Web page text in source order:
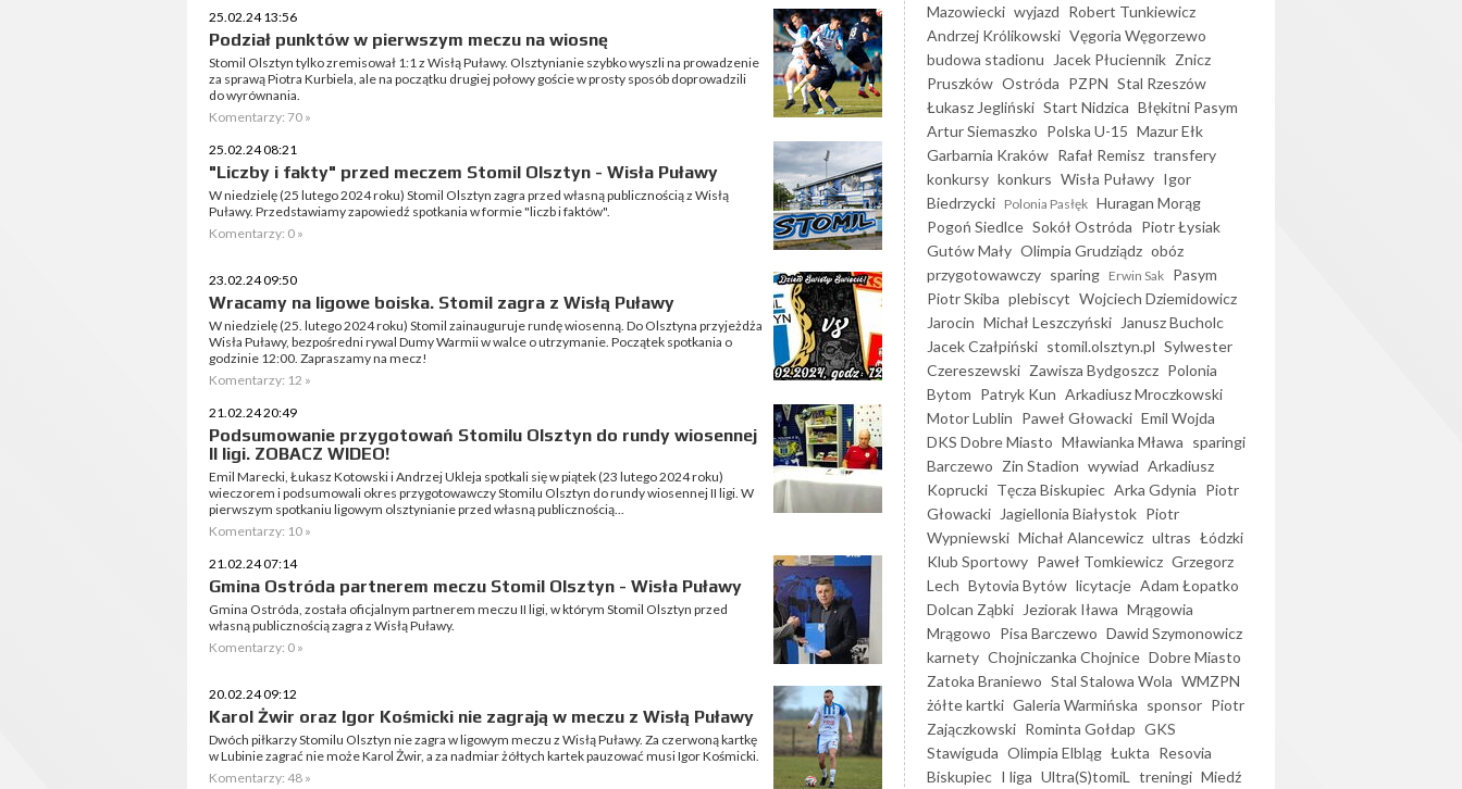
25.02.24 13:56
Podział punktów w pierwszym meczu na wiosnę
Stomil Olsztyn tylko zremisował 1:1 z Wisłą Puławy. Olsztynianie szybko wyszli na prowadzenie
za sprawą Piotra Kurbiela, ale na początku drugiej połowy goście w prosty sposób doprowadzili
do wyrównania.
Komentarzy: 70 »
25.02.24 08:21
"Liczby i fakty" przed meczem Stomil Olsztyn - Wisła Puławy
W niedzielę (25 lutego 2024 roku) Stomil Olsztyn zagra przed własną publicznością z Wisłą
Puławy. Przedstawiamy zapowiedź spotkania w formie "liczb i faktów".
Komentarzy: 0 »
23.02.24 09:50
Wracamy na ligowe boiska. Stomil zagra z Wisłą Puławy
W niedzielę (25. lutego 2024 roku) Stomil zainauguruje rundę wiosenną. Do Olsztyna przyjeżdża
Wisła Puławy, bezpośredni rywal Dumy Warmii w walce o utrzymanie. Początek spotkania o
godzinie 12:00. Zapraszamy na mecz!
Komentarzy: 12 »
21.02.24 20:49
Podsumowanie przygotowań Stomilu Olsztyn do rundy wiosennej
II ligi. ZOBACZ WIDEO!
Emil Marecki, Łukasz Kotowski i Andrzej Ukleja spotkali się w piątek (23 lutego 2024 roku)
wieczorem i podsumowali okres przygotowawczy Stomilu Olsztyn do rundy wiosennej II ligi. W
pierwszym spotkaniu ligowym olsztynianie przed własną publicznością...
Komentarzy: 10 »
21.02.24 07:14
Gmina Ostróda partnerem meczu Stomil Olsztyn - Wisła Puławy
Gmina Ostróda, została oficjalnym partnerem meczu II ligi, w którym Stomil Olsztyn przed
własną publicznością zagra z Wisłą Puławy.
Komentarzy: 0 »
20.02.24 09:12
Karol Żwir oraz Igor Kośmicki nie zagrają w meczu z Wisłą Puławy
Dwóch piłkarzy Stomilu Olsztyn nie zagra w ligowym meczu z Wisłą Puławy. Za czerwoną kartkę
w Lubinie zagrać nie może Karol Żwir, a za nadmiar żółtych kartek pauzować musi Igor Kośmicki.
Komentarzy: 48 »
Mazowiecki wyjazd Robert Tunkiewicz
Andrzej Królikowski Vęgoria Węgorzewo
budowa stadionu
Jacek Płuciennik Znicz
Pruszków Ostróda PZPN Stal Rzeszów
Łukasz Jegliński Start Nidzica Błękitni Pasym
Artur Siemaszko Polska U-15 Mazur Ełk
Garbarnia Kraków Rafał Remisz transfery
konkursy konkurs Wisła Puławy Igor
Biedrzycki Polonia Pasłęk Huragan Morąg
Pogoń Siedlce Sokół Ostróda Piotr Łysiak
Gutów Mały Olimpia Grudziądz obóz
przygotowawczy sparing Erwin Sak Pasym
Piotr Skiba plebiscyt Wojciech Dziemidowicz
Jarocin Michał Leszczyński
Janusz Bucholc
Jacek Czałpiński stomil.olsztyn.pl Sylwester
Czereszewski Zawisza Bydgoszcz Polonia
Bytom Patryk Kun Arkadiusz Mroczkowski
Motor Lublin Paweł Głowacki Emil Wojda
DKS Dobre Miasto Mławianka Mława sparingi
Barczewo Zin Stadion wywiad Arkadiusz
Koprucki Tęcza Biskupiec Arka Gdynia Piotr
Głowacki
Jagiellonia Białystok Piotr
Wypniewski Michał Alancewicz ultras Łódzki
Klub Sportowy Paweł Tomkiewicz Grzegorz
Lech Bytovia Bytów licytacje Adam Łopatko
Dolcan Ząbki
Jeziorak Iława Mrągowia
Mrągowo Pisa Barczewo Dawid Szymonowicz
karnety Chojniczanka Chojnice Dobre Miasto
Zatoka Braniewo Stal Stalowa Wola WMZPN
żółte kartki Galeria Warmińska sponsor Piotr
Zajączkowski Rominta Gołdap GKS
Stawiguda Olimpia Elbląg Łukta Resovia
Biskupiec I liga Ultra(S)tomiL treningi Miedź